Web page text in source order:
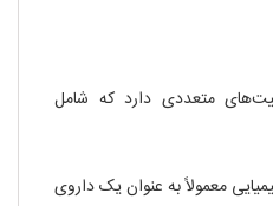
متعددی دارد که شامل
معمولاً به عنوان یک داروی